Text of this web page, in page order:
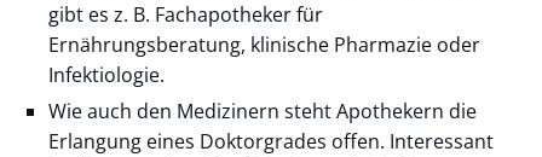
gibt es z. B. Fachapotheker für
Ernährungsberatung, klinische Pharmazie oder
Infektiologie.
Wie auch den Medizinern steht Apothekern die
Erlangung eines Doktorgrades offen. Interessant